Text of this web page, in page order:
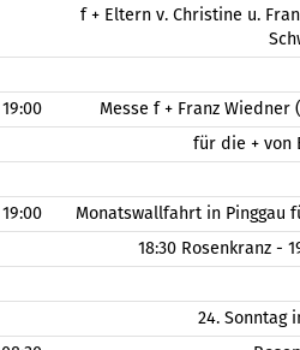
f + Eltern v. Christine u.
19:00
Messe f + Franz
für die + von
19:00
Monatswallfahrt in Pinggau
18:30 Rosenkranz -
24. Sonntag